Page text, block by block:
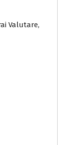
Valutare,